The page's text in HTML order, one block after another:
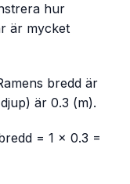
hur
är mycket
bredd är
är 0.3 (m).
= 1 × 0.3 =